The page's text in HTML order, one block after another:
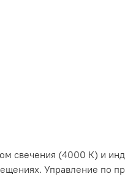
свечения (4000 К) и
Управление по